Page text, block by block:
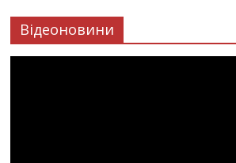
Відеоновини